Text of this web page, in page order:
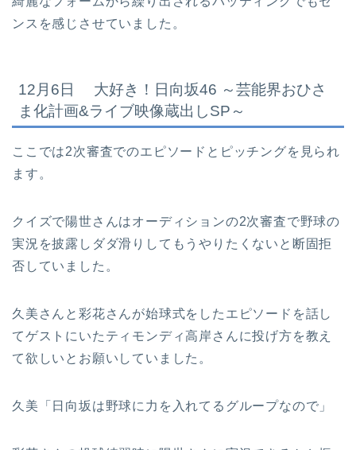
ンスを感じさせていました。
12月6日 大好き！日向坂46 ～芸能界おひさ
ま化計画&ライブ映像蔵出しSP～
ここでは2次審査でのエピソードとピッチングを見られ
ます。
クイズで陽世さんはオーディションの2次審査で野球の
実況を披露しダダ滑りしてもうやりたくないと断固拒
否していました。
久美さんと彩花さんが始球式をしたエピソードを話し
てゲストにいたティモンディ高岸さんに投げ方を教え
て欲しいとお願いしていました。
久美「日向坂は野球に力を入れてるグループなので」